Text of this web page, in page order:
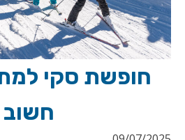
חופשת סקי
חשוב